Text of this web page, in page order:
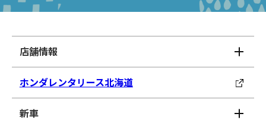
店舗情報
ホンダレンタリース北海道
新車